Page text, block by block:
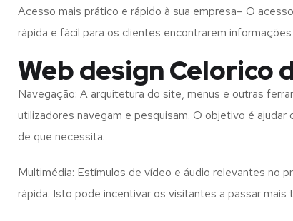
Acesso mais prático e rápido à sua empresa– O
rápida e fácil para os clientes encontrarem
Web design Celorico
Navegação: A arquitetura do site, menus e outras
utilizadores navegam e pesquisam. O objetivo é
de que necessita.
Multimédia: Estímulos de vídeo e áudio relevantes no
rápida. Isto pode incentivar os visitantes a passar mais